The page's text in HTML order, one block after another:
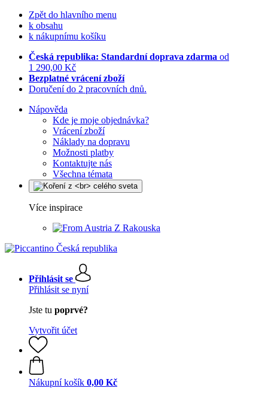
Zpět do hlavního menu
k obsahu
k nákupnímu košíku
Česká republika: Standardní doprava zdarma od
1 290,00 Kč
Bezplatné vrácení zboží
Doručení do 2 pracovních dnů.
Nápověda
Kde je moje objednávka?
Vrácení zboží
Náklady na dopravu
Možnosti platby
Kontaktujte nás
Všechna témata
Více inspirace
Z Rakouska
Přihlásit se
Přihlásit se nyní
Jste tu poprvé?
Vytvořit účet
Nákupní košík 0,00 Kč